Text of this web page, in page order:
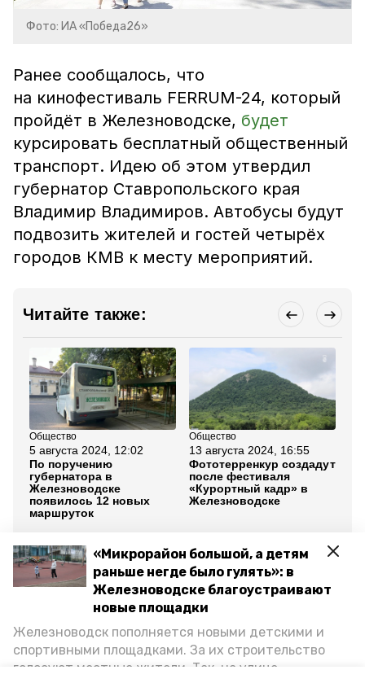
«Микрорайон большой, а детям
раньше негде было гулять»: в
Железноводске благоустраивают
новые площадки
Железноводск пополняется новыми детскими и
спортивными площадками. За их строительство
голосуют местные жители. Так, на улице
Фото: ИА «Победа26»
Ранее сообщалось, что
на кинофестиваль FERRUM-24, который
пройдёт в Железноводске, будет
курсировать бесплатный общественный
транспорт. Идею об этом утвердил
губернатор Ставропольского края
Владимир Владимиров. Автобусы будут
подвозить жителей и гостей четырёх
городов КМВ к месту мероприятий.
Читайте также:
Общество
5 августа 2024, 12:02
По поручению
губернатора в
Железноводске
появилось 12 новых
маршруток
Общество
13 августа 2024, 16:55
Фототерренкур создадут
после фестиваля
«Курортный кадр» в
Железноводске
Все новости
железноводск ставропольский край
инфраструктура курортный сбор